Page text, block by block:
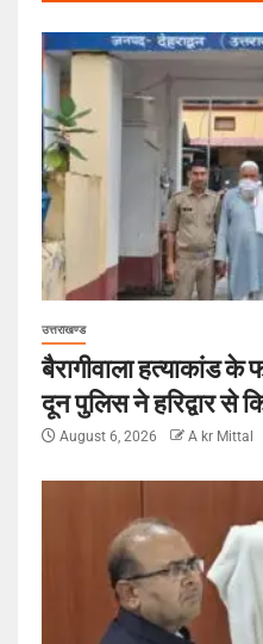
उत्तराखण्ड
बैरागीवाला हत्याकांड
दून पुलिस ने हरिद्वार से
August 6, 2026 A kr Mittal